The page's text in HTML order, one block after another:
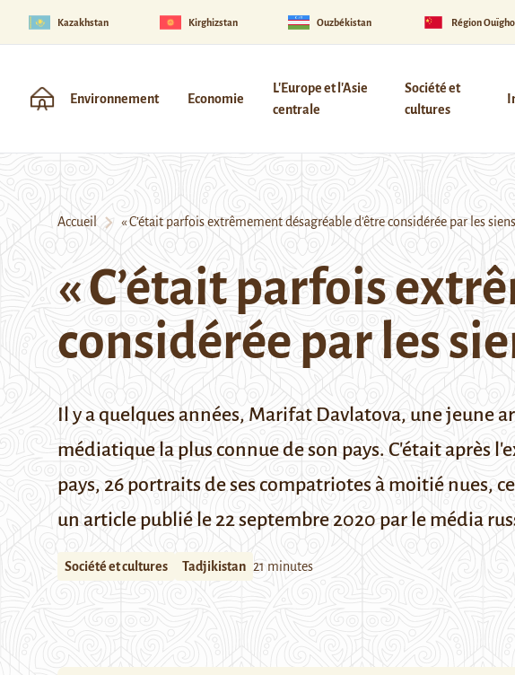
Kazakhstan Kirghizstan Ouzbékistan Région
Environnement Economie
L'Europe et l'Asie
centrale
Société et
cultures
Accueil « C’était parfois extrêmement désagréable d’être considérée par les
« C’était parfois
considérée par les
Il y a quelques années, Marifat Davlatova, une jeune
médiatique la plus connue de son pays. C'était après
pays, 26 portraits de ses compatriotes à moitié nues,
un article publié le 22 septembre 2020 par le média
Société et cultures Tadjikistan 21 minutes